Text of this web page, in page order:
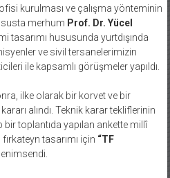
kurulması ve çalışma yönteminin
merhum Prof. Dr. Yücel
tasarımı hususunda yurtdışında
ve sivil tersanelerimizin
ile kapsamlı görüşmeler yapıldı.
ilke olarak bir korvet ve bir
alındı. Teknik karar tekliflerinin
toplantıda yapılan ankette millî
fırkateyn tasarımı için “TF